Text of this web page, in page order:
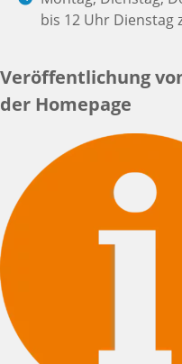
bis 12 Uhr Dienstag
Veröffentlichung
der Homepage